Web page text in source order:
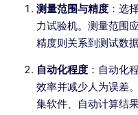
测量范围与精度 ：选
力试验机。测量范围
精度则关系到测试数
自动化程度 ：自动化
效率并减少人为误差
集软件、自动计算结果